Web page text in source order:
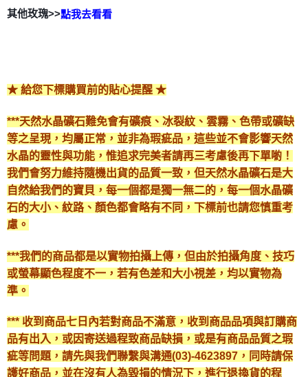
其他玫瑰>>點我去看看
★ 給您下標購買前的貼心提醒 ★
***天然水晶礦石難免會有礦痕、冰裂紋、雲霧、色帶或礦缺
等之呈現，均屬正常，並非為瑕疵品，這些並不會影響天然
水晶的靈性與功能，惟追求完美者請再三考慮後再下單喲！
我們會努力維持隨機出貨的品質一致，但天然水晶礦石是大
自然給我們的寶貝，每一個都是獨一無二的，每一個水晶礦
石的大小、紋路、顏色都會略有不同，下標前也請您慎重考
慮。
***我們的商品都是以實物拍攝上傳，但由於拍攝角度、技巧
或螢幕顯色程度不一，若有色差和大小視差，均以實物為
準。
*** 收到商品七日內若對商品不滿意，收到商品品項與訂購商
品有出入，或因寄送過程致商品缺損，或是有商品品質之瑕
疵等問題，請先與我們聯繫與溝通(03)-4623897，同時請保
護好商品，並在沒有人為毀損的情況下，進行退換貨的程